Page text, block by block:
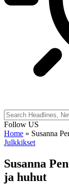
Follow US
Home » Susanna
Julkkikset
Susanna
ja huhut